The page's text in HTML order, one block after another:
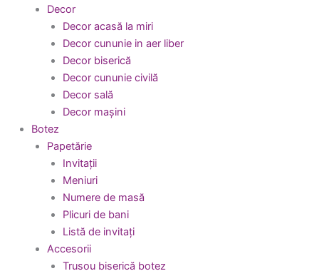
Decor
Decor acasă la miri
Decor cununie in aer liber
Decor biserică
Decor cununie civilă
Decor sală
Decor mașini
Botez
Papetărie
Invitații
Meniuri
Numere de masă
Plicuri de bani
Listă de invitați
Accesorii
Trusou biserică botez